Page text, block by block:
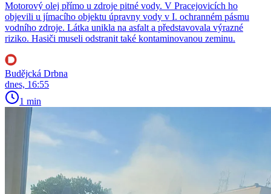
Motorový olej přímo u zdroje pitné vody. V Pracejovicích ho
objevili u jímacího objektu úpravny vody v I. ochranném pásmu
vodního zdroje. Látka unikla na asfalt a představovala výrazné
riziko. Hasiči museli odstranit také kontaminovanou zeminu.
Budějcká Drbna
dnes, 16:55
1 min